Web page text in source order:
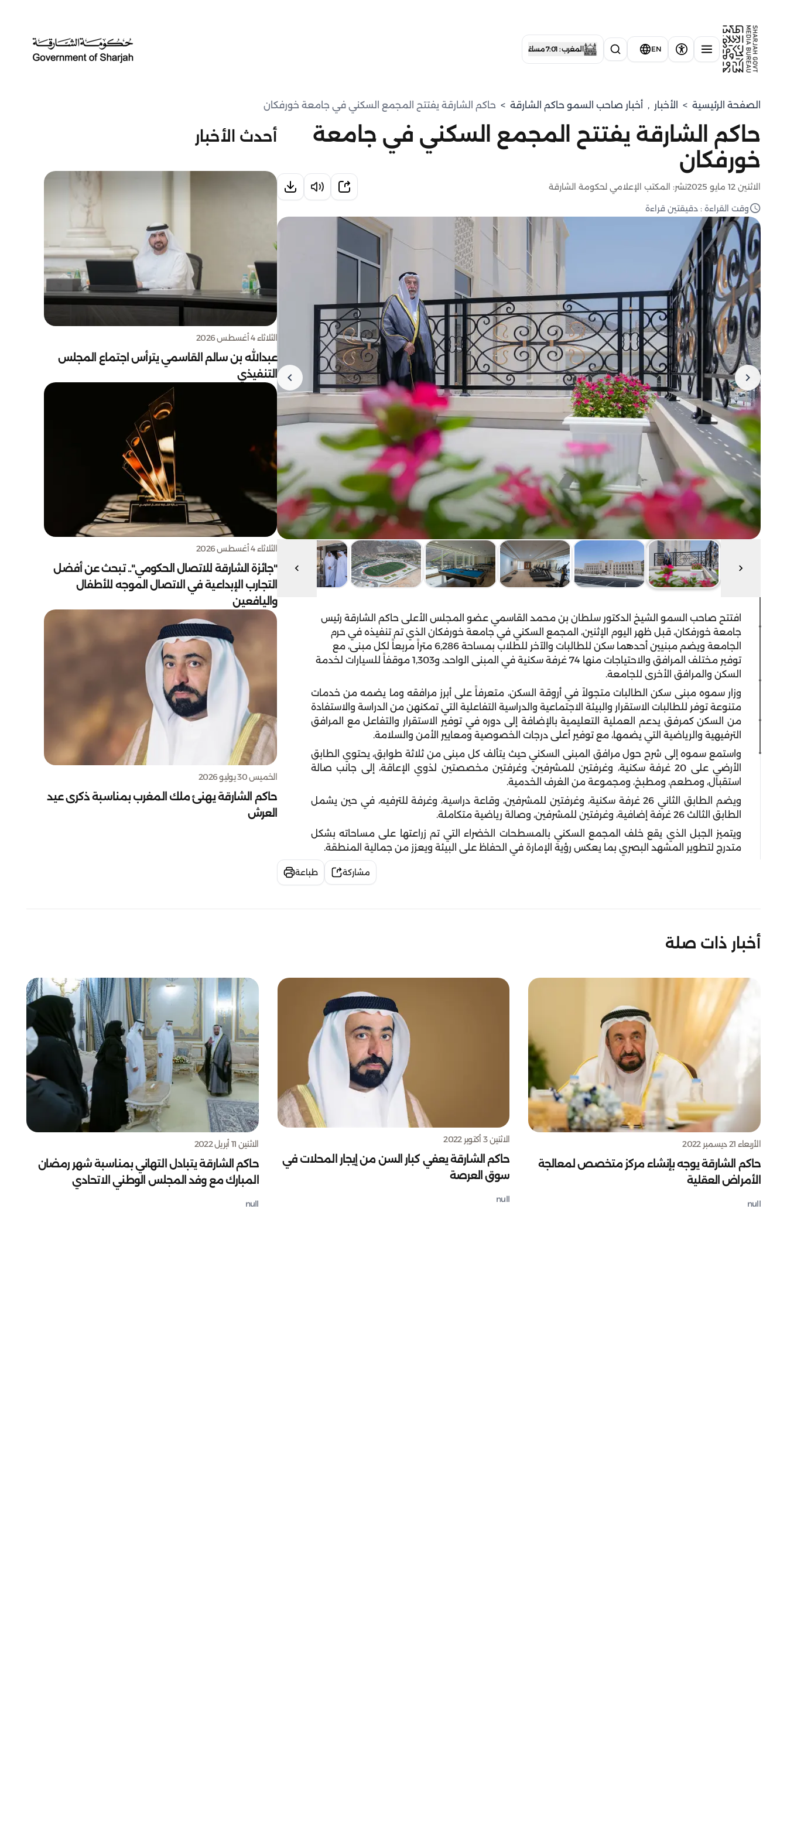
EN المغرب : 7:01 مساءً
الصفحة الرئيسية > الأخبار , أخبار صاحب السمو حاكم الشارقة > حاكم الشارقة يفتتح المجمع السكني في جامعة خورفكان
حاكم الشارقة يفتتح المجمع السكني في جامعة
خورفكان
الاثنين 12 مايو 2025 نشر: المكتب الإعلامي لحكومة الشارقة
وقت القراءة : دقيقتين قراءة
افتتح صاحب السمو الشيخ الدكتور سلطان بن محمد القاسمي عضو المجلس الأعلى حاكم الشارقة رئيس
جامعة خورفكان، قبل ظهر اليوم الإثنين، المجمع السكني في جامعة خورفكان الذي تم تنفيذه في حرم
الجامعة ويضم مبنيين أحدهما سكن للطالبات والآخر للطلاب بمساحة 6,286 متراً مربعاً لكل مبنى، مع
توفير مختلف المرافق والاحتياجات منها 74 غرفة سكنية في المبنى الواحد، و1,303 موقفاً للسيارات لخدمة
السكن والمرافق الأخرى للجامعة.
وزار سموه مبنى سكن الطالبات متجولاً في أروقة السكن، متعرفاً على أبرز مرافقه وما يضمه من خدمات
متنوعة توفر للطالبات الاستقرار والبيئة الاجتماعية والدراسية التفاعلية التي تمكنهن من الدراسة والاستفادة
من السكن كمرفق يدعم العملية التعليمية بالإضافة إلى دوره في توفير الاستقرار والتفاعل مع المرافق
الترفيهية والرياضية التي يضمها، مع توفير أعلى درجات الخصوصية ومعايير الأمن والسلامة.
واستمع سموه إلى شرح حول مرافق المبنى السكني حيث يتألف كل مبنى من ثلاثة طوابق، يحتوي الطابق
الأرضي على 20 غرفة سكنية، وغرفتين للمشرفين، وغرفتين مخصصتين لذوي الإعاقة، إلى جانب صالة
استقبال، ومطعم، ومطبخ، ومجموعة من الغرف الخدمية.
ويضم الطابق الثاني 26 غرفة سكنية، وغرفتين للمشرفين، وقاعة دراسية، وغرفة للترفيه، في حين يشمل
الطابق الثالث 26 غرفة إضافية، وغرفتين للمشرفين، وصالة رياضية متكاملة.
ويتميز الجبل الذي يقع خلف المجمع السكني بالمسطحات الخضراء التي تم زراعتها على مساحاته بشكل
متدرج لتطوير المشهد البصري بما يعكس رؤية الإمارة في الحفاظ على البيئة ويعزز من جمالية المنطقة.
مشاركة طباعة
أحدث الأخبار
الثلاثاء 4 أغسطس 2026
عبدالله بن سالم القاسمي يترأس اجتماع المجلس
التنفيذي
الثلاثاء 4 أغسطس 2026
"جائزة الشارقة للاتصال الحكومي".. تبحث عن أفضل
التجارب الإبداعية في الاتصال الموجه للأطفال
واليافعين
الخميس 30 يوليو 2026
حاكم الشارقة يهنئ ملك المغرب بمناسبة ذكرى عيد
العرش
أخبار ذات صلة
الأربعاء 21 ديسمبر 2022
حاكم الشارقة يوجه بإنشاء مركز متخصص لمعالجة
الأمراض العقلية
null
الاثنين 3 أكتوبر 2022
حاكم الشارقة يعفي كبار السن من إيجار المحلات في
سوق العرصة
null
الاثنين 11 أبريل 2022
حاكم الشارقة يتبادل التهاني بمناسبة شهر رمضان
المبارك مع وفد المجلس الوطني الاتحادي
null